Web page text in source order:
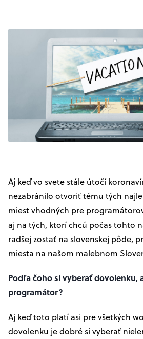
Aj keď vo svete stále útočí
nezabránilo otvoriť tému tých
miest vhodných pre
aj na tých, ktorí chcú počas tohto
radšej zostať na slovenskej pôde,
miesta na našom malebnom
Podľa čoho si vyberať dovolenku,
programátor?
Aj keď toto platí asi pre všetkých
dovolenku je dobré si vyberať